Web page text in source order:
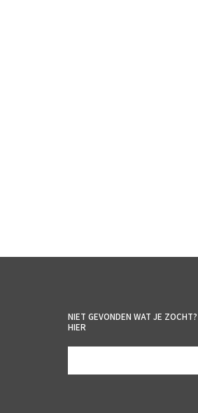
NIET GEVONDEN WAT JE
HIER